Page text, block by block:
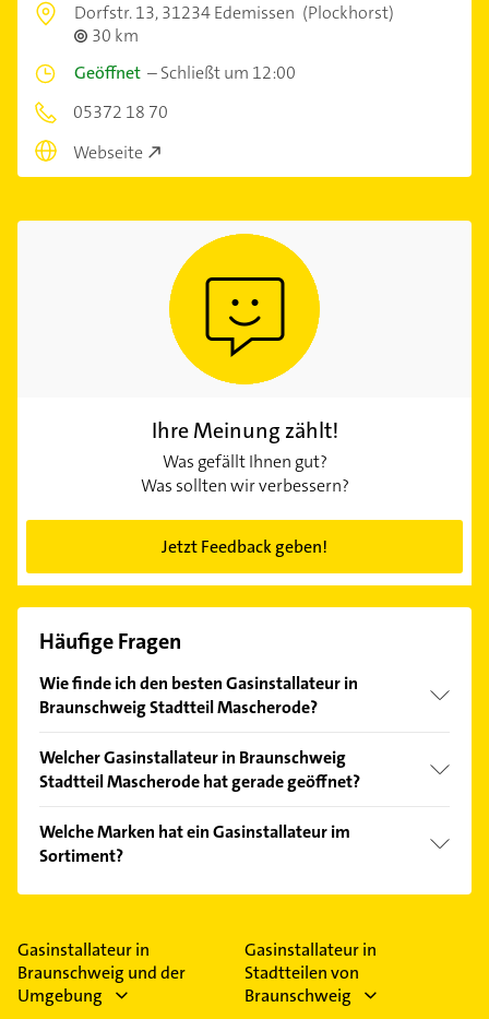
Dorfstr. 13,31234 Edemissen (Plockhorst)
30 km
Geöffnet –Schließt um 12:00
05372 18 70
Webseite
Ihre Meinung zählt!
Was gefällt Ihnen gut?
Was sollten wir verbessern?
Jetzt Feedback geben!
Häufige Fragen
Wie finde ich den besten Gasinstallateur in
Braunschweig Stadtteil Mascherode?
Kundenmeinungen und profitieren Sie von den
Empfehlungen. Die Suchergebnisse können Sie sich
Welcher Gasinstallateur in Braunschweig
Stadtteil Mascherode hat gerade geöffnet?
Bitte beachten Sie, dass diese an Sonn- und
Feiertagen abweichen können.
Welche Marken hat ein Gasinstallateur im
Sortiment?
Der Gasinstallateur verkauft Marken wie Vaillant,
Gasinstallateur in
Braunschweig und der
Umgebung
Gasinstallateur in
Stadtteilen von
Braunschweig